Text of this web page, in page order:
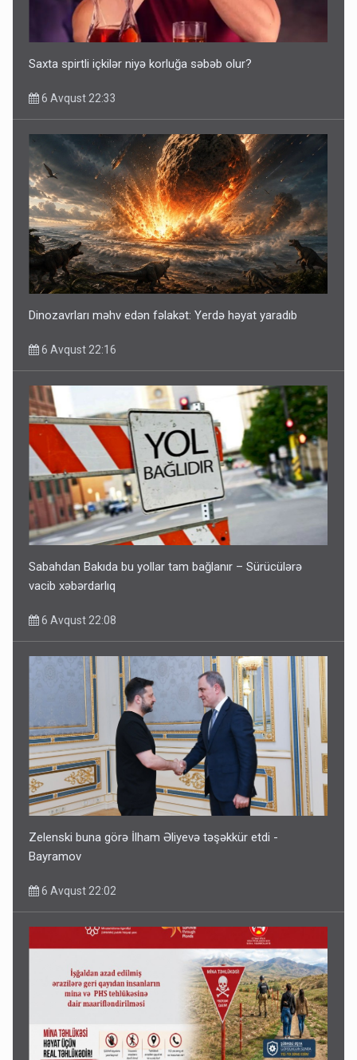
Saxta spirtli içkilər niyə korluğa səbəb olur?
6 Avqust 22:33
Dinozavrları məhv edən fəlakət: Yerdə həyat yaradıb
6 Avqust 22:16
Sabahdan Bakıda bu yollar tam bağlanır – Sürücülərə
vacib xəbərdarlıq
6 Avqust 22:08
Zelenski buna görə İlham Əliyevə təşəkkür etdi -
Bayramov
6 Avqust 22:02